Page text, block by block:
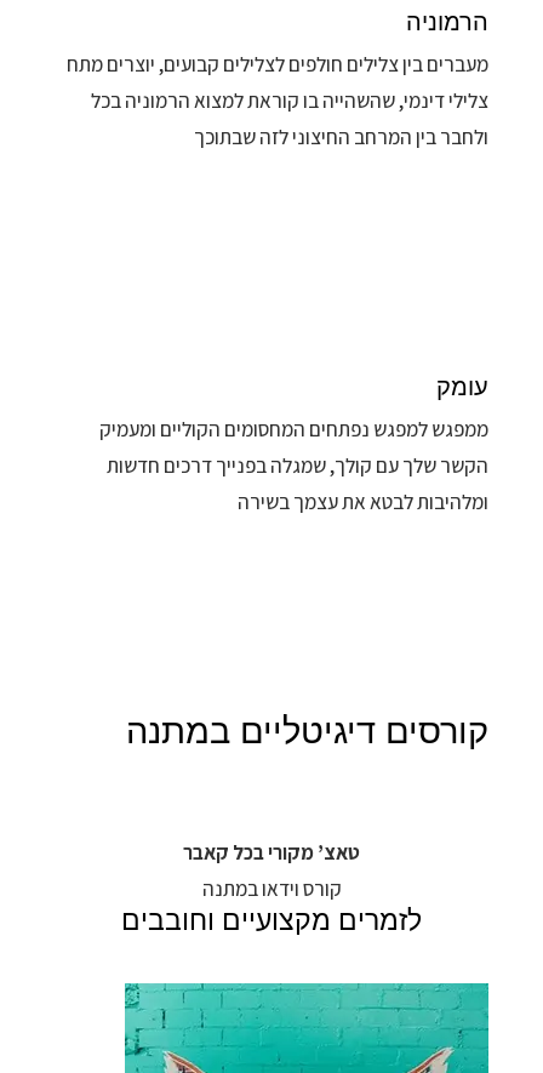
הרמוניה
מעברים בין צלילים חולפים לצלילים קבועים, יוצרים מתח
צלילי דינמי, שהשהייה בו קוראת למצוא הרמוניה בכל
ולחבר בין המרחב החיצוני לזה שבתוכך
עומק
ממפגש למפגש נפתחים המחסומים הקוליים ומעמיק
הקשר שלך עם קולך, שמגלה בפנייך דרכים חדשות
ומלהיבות לבטא את עצמך בשירה
קורסים דיגיטליים במתנה
טאצ’ מקורי בכל קאבר
קורס וידאו במתנה
לזמרים מקצועיים וחובבים